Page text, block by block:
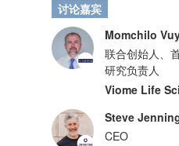
讨论嘉宾
Momchilo
联合创始人、
研究负责人
Viome Life
Steve
CEO